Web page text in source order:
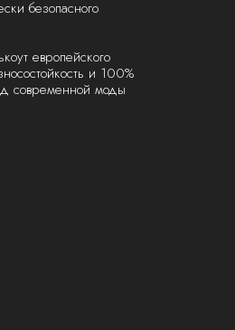
безопасного
европейского
и 100%
современной моды